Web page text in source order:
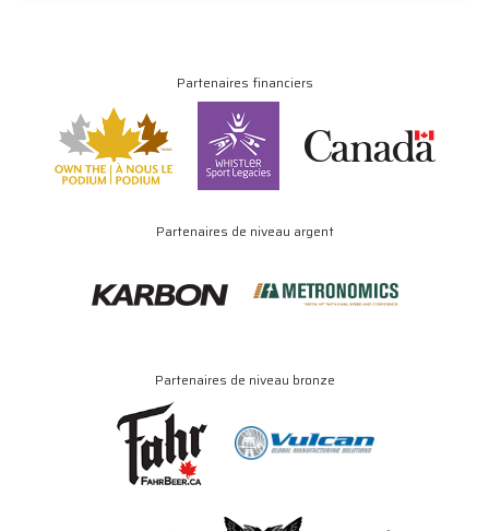
Partenaires financiers
Partenaires de niveau argent
Partenaires de niveau bronze